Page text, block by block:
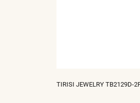
TIRISI JEWELRY TB2129D-